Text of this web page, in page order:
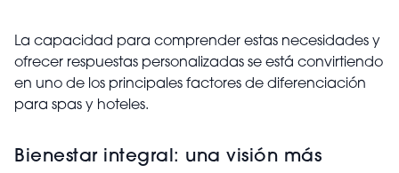
La capacidad para comprender estas necesidades y
ofrecer respuestas personalizadas se está convirtiendo
en uno de los principales factores de diferenciación
para spas y hoteles.
Bienestar integral: una visión más